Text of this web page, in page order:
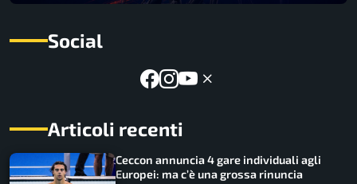
Social
Articoli recenti
Ceccon annuncia 4 gare individuali agli
Europei: ma c’è una grossa rinuncia